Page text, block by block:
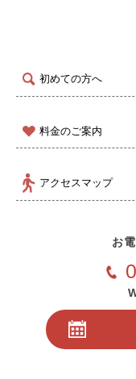
初めての方へ
料金のご案内
アクセスマップ
お